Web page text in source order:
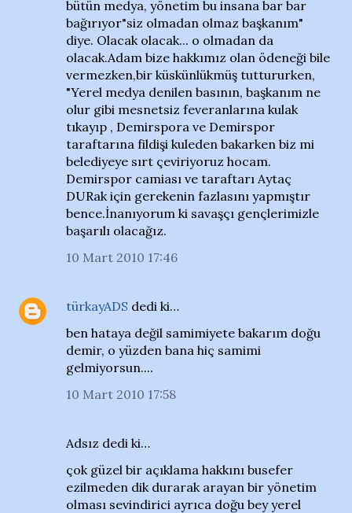
bütün medya, yönetim bu insana bar bar
bağırıyor"siz olmadan olmaz başkanım"
diye. Olacak olacak... o olmadan da
olacak.Adam bize hakkımız olan ödeneği bile
vermezken,bir küskünlükmüş tuttururken,
"Yerel medya denilen basının, başkanım ne
olur gibi mesnetsiz feveranlarına kulak
tıkayıp , Demirspora ve Demirspor
taraftarına fildişi kuleden bakarken biz mi
belediyeye sırt çeviriyoruz hocam.
Demirspor camiası ve taraftarı Aytaç
DURak için gerekenin fazlasını yapmıştır
bence.İnanıyorum ki savaşçı gençlerimizle
başarılı olacağız.
10 Mart 2010 17:46
türkayADS dedi ki…
ben hataya değil samimiyete bakarım doğu
demir, o yüzden bana hiç samimi
gelmiyorsun....
10 Mart 2010 17:58
Adsız dedi ki…
çok güzel bir açıklama hakkını busefer
ezilmeden dik durarak arayan bir yönetim
olması sevindirici ayrıca doğu bey yerel